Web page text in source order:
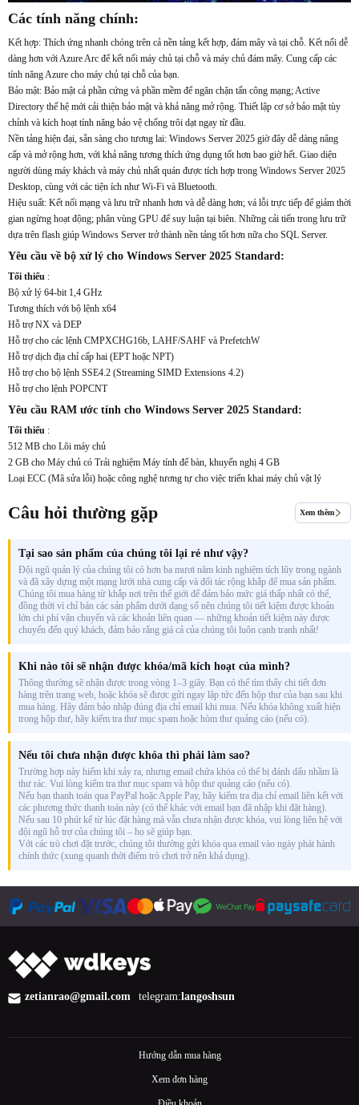
Các tính năng chính:
Kết hợp: Thích ứng nhanh chóng trên cả nền tảng kết hợp, đám mây và tại chỗ. Kết nối dễ
dàng hơn với Azure Arc để kết nối máy chủ tại chỗ và máy chủ đám mây. Cung cấp các
tính năng Azure cho máy chủ tại chỗ của bạn.
Bảo mật: Bảo mật cả phần cứng và phần mềm để ngăn chặn tấn công mạng; Active
Directory thế hệ mới cải thiện bảo mật và khả năng mở rộng. Thiết lập cơ sở bảo mật tùy
chỉnh và kích hoạt tính năng bảo vệ chống trôi dạt ngay từ đầu.
Nền tảng hiện đại, sẵn sàng cho tương lai: Windows Server 2025 giờ đây dễ dàng nâng
cấp và mở rộng hơn, với khả năng tương thích ứng dụng tốt hơn bao giờ hết. Giao diện
người dùng máy khách và máy chủ nhất quán được tích hợp trong Windows Server 2025
Desktop, cùng với các tiện ích như Wi-Fi và Bluetooth.
Hiệu suất: Kết nối mạng và lưu trữ nhanh hơn và dễ dàng hơn; vá lỗi trực tiếp để giảm thời
gian ngừng hoạt động; phân vùng GPU để suy luận tại biên. Những cải tiến trong lưu trữ
dựa trên flash giúp Windows Server trở thành nền tảng tốt hơn nữa cho SQL Server.
Yêu cầu về bộ xử lý cho Windows Server 2025 Standard:
Tối thiểu :
Bộ xử lý 64-bit 1,4 GHz
Tương thích với bộ lệnh x64
Hỗ trợ NX và DEP
Hỗ trợ cho các lệnh CMPXCHG16b, LAHF/SAHF và PrefetchW
Hỗ trợ dịch địa chỉ cấp hai (EPT hoặc NPT)
Hỗ trợ cho bộ lệnh SSE4.2 (Streaming SIMD Extensions 4.2)
Hỗ trợ cho lệnh POPCNT
Yêu cầu RAM ước tính cho Windows Server 2025 Standard:
Tối thiểu :
512 MB cho Lõi máy chủ
2 GB cho Máy chủ có Trải nghiệm Máy tính để bàn, khuyến nghị 4 GB
Loại ECC (Mã sửa lỗi) hoặc công nghệ tương tự cho việc triển khai máy chủ vật lý
Câu hỏi thường gặp Xem thêm
Tại sao sản phẩm của chúng tôi lại rẻ như vậy?
Đội ngũ quản lý của chúng tôi có hơn ba mươi năm kinh nghiệm tích lũy trong ngành
và đã xây dựng một mạng lưới nhà cung cấp và đối tác rộng khắp để mua sản phẩm.
Chúng tôi mua hàng từ khắp nơi trên thế giới để đảm bảo mức giá thấp nhất có thể,
đồng thời vì chỉ bán các sản phẩm dưới dạng số nên chúng tôi tiết kiệm được khoản
lớn chi phí vận chuyển và các khoản liên quan — những khoản tiết kiệm này được
chuyển đến quý khách, đảm bảo rằng giá cả của chúng tôi luôn cạnh tranh nhất!
Khi nào tôi sẽ nhận được khóa/mã kích hoạt của mình?
Thông thường sẽ nhận được trong vòng 1–3 giây. Bạn có thể tìm thấy chi tiết đơn
hàng trên trang web, hoặc khóa sẽ được gửi ngay lập tức đến hộp thư của bạn sau khi
mua hàng. Hãy đảm bảo nhập đúng địa chỉ email khi mua. Nếu khóa không xuất hiện
trong hộp thư, hãy kiểm tra thư mục spam hoặc hòm thư quảng cáo (nếu có).
Nếu tôi chưa nhận được khóa thì phải làm sao?
Trường hợp này hiếm khi xảy ra, nhưng email chứa khóa có thể bị đánh dấu nhầm là
thư rác. Vui lòng kiểm tra thư mục spam và hộp thư quảng cáo (nếu có).
Nếu bạn thanh toán qua PayPal hoặc Apple Pay, hãy kiểm tra địa chỉ email liên kết với
các phương thức thanh toán này (có thể khác với email bạn đã nhập khi đặt hàng).
Nếu sau 10 phút kể từ lúc đặt hàng mà vẫn chưa nhận được khóa, vui lòng liên hệ với
đội ngũ hỗ trợ của chúng tôi – họ sẽ giúp bạn.
Với các trò chơi đặt trước, chúng tôi thường gửi khóa qua email vào ngày phát hành
chính thức (xung quanh thời điểm trò chơi trở nên khả dụng).
zetianrao@gmail.com telegram:langoshsun
Hướng dẫn mua hàng
Xem đơn hàng